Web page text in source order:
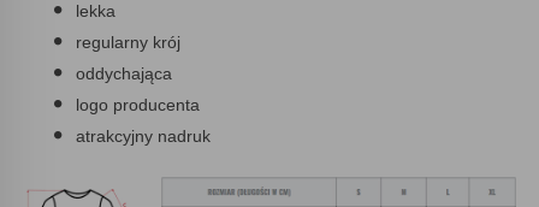
lekka
regularny krój
oddychająca
logo producenta
atrakcyjny nadruk